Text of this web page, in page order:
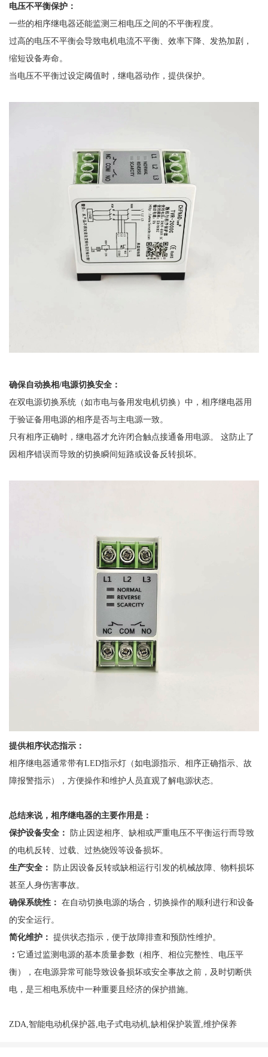
电压不平衡保护：
一些的相序继电器还能监测三相电压之间的不平衡程度。
过高的电压不平衡会导致电机电流不平衡、效率下降、发热加剧，
缩短设备寿命。
当电压不平衡过设定阈值时，继电器动作，提供保护。
确保自动换相/电源切换安全：
在双电源切换系统（如市电与备用发电机切换）中，相序继电器用
于验证备用电源的相序是否与主电源一致。
只有相序正确时，继电器才允许闭合触点接通备用电源。
这防止了
因相序错误而导致的切换瞬间短路或设备反转损坏。
提供相序状态指示：
相序继电器通常带有LED指示灯（如电源指示、相序正确指示、故
障报警指示），方便操作和维护人员直观了解电源状态。
总结来说，相序继电器的主要作用是：
保护设备安全：
防止因逆相序、缺相或严重电压不平衡运行而导致
的电机反转、过载、过热烧毁等设备损坏。
生产安全：
防止因设备反转或缺相运行引发的机械故障、物料损坏
甚至人身伤害事故。
确保系统性： 在自动切换电源的场合，切换操作的顺利进行和设备
的安全运行。
简化维护： 提供状态指示，便于故障排查和预防性维护。
： 它通过监测电源的基本质量参数（相序、相位完整性、电压平
衡），在电源异常可能导致设备损坏或安全事故之前，及时切断供
电，是三相电系统中一种重要且经济的保护措施。
ZDA,智能电动机保护器,电子式电动机,缺相保护装置,维护保养